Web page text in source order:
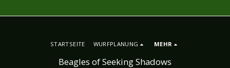
Beagles of Seeking Shadows
STARTSEITE WURFPLANUNG MEHR